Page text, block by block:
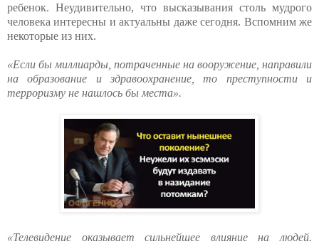
ребенок. Неудивительно, что высказывания столь мудрого
человека интересны и актуальны даже сегодня. Вспомним же
некоторые из них.
«Если бы миллиарды, потраченные на вооружение, направили
на образование и здравоохранение, то преступности и
терроризму не нашлось бы места».
«Телевидение оказывает сильнейшее влияние на людей.